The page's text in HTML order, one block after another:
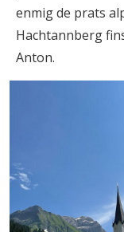
enmig de prats
Hachtannberg
Anton.